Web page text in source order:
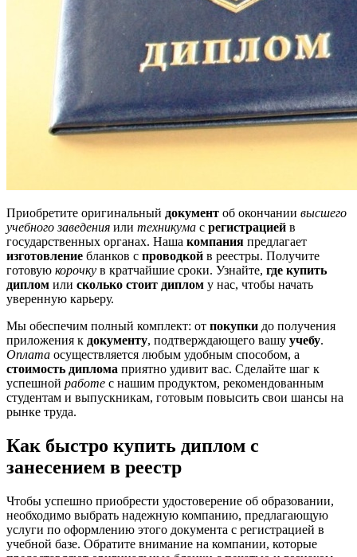
Приобретите оригинальный документ об окончании высшего
учебного заведения или техникума с регистрацией в
государственных органах. Наша компания предлагает
изготовление бланков с проводкой в реестры. Получите
готовую корочку в кратчайшие сроки. Узнайте, где купить
диплом или сколько стоит диплом у нас, чтобы начать
уверенную карьеру.
Мы обеспечим полный комплект: от покупки до получения
приложения к документу, подтверждающего вашу учебу.
Оплата осуществляется любым удобным способом, а
стоимость диплома приятно удивит вас. Сделайте шаг к
успешной работе с нашим продуктом, рекомендованным
студентам и выпускникам, готовым повысить свои шансы на
рынке труда.
Как быстро купить диплом с
занесением в реестр
Чтобы успешно приобрести удостоверение об образовании,
необходимо выбрать надежную компанию, предлагающую
услуги по оформлению этого документа с регистрацией в
учебной базе. Обратите внимание на компании, которые